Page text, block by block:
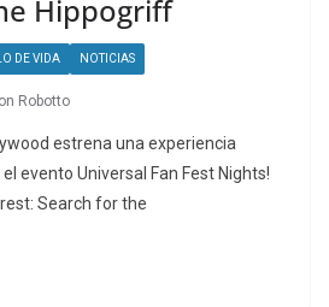
Hippogriff
DE VIDA NOTICIAS
Robotto
estrena una experiencia
evento Universal Fan Fest Nights!
Search for the